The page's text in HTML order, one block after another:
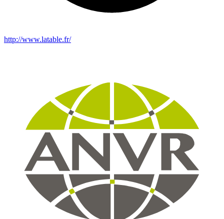
http://www.latable.fr/